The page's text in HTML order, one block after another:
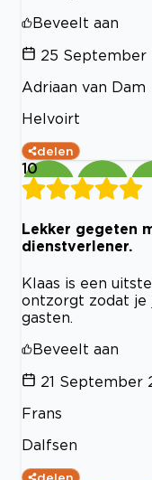
Beveelt aan
25 September
Adriaan van Dam
Helvoirt
delen
10
Lekker gegeten
dienstverlener.
Klaas is een
ontzorgt zodat je
gasten.
Beveelt aan
21 September
Frans
Dalfsen
delen